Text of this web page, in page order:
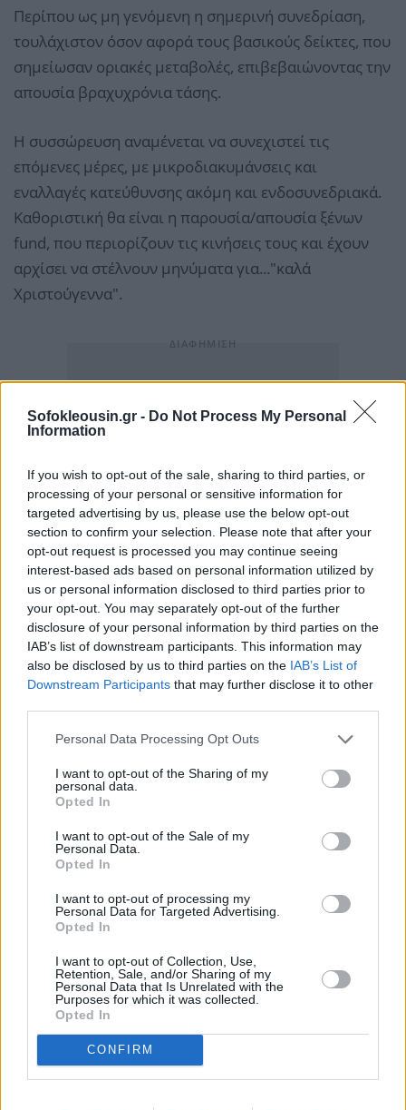
Sofokleousin.gr - Do Not Process My Personal
Information
If you wish to opt-out of the sale, sharing to third parties, or
processing of your personal or sensitive information for
targeted advertising by us, please use the below opt-out
section to confirm your selection. Please note that after your
opt-out request is processed you may continue seeing
interest-based ads based on personal information utilized by
us or personal information disclosed to third parties prior to
your opt-out. You may separately opt-out of the further
disclosure of your personal information by third parties on the
IAB’s list of downstream participants. This information may
also be disclosed by us to third parties on the IAB’s List of
Downstream Participants that may further disclose it to other
Personal Data Processing Opt Outs
I want to opt-out of the Sharing of my
personal data.
Opted In
I want to opt-out of the Sale of my
Personal Data.
Opted In
I want to opt-out of processing my
Personal Data for Targeted Advertising.
Opted In
I want to opt-out of Collection, Use,
Retention, Sale, and/or Sharing of my
Personal Data that Is Unrelated with the
Purposes for which it was collected.
Opted In
CONFIRM
Περίπου ως μη γενόμενη η σημερινή συνεδρίαση,
τουλάχιστον όσον αφορά τους βασικούς δείκτες, που
σημείωσαν οριακές μεταβολές, επιβεβαιώνοντας την
απουσία βραχυχρόνια τάσης.
Η συσσώρευση αναμένεται να συνεχιστεί τις
επόμενες μέρες, με μικροδιακυμάνσεις και
εναλλαγές κατεύθυνσης ακόμη και ενδοσυνεδριακά.
Καθοριστική θα είναι η παρουσία/απουσία ξένων
fund, που περιορίζουν τις κινήσεις τους και έχουν
αρχίσει να στέλνουν μηνύματα για..."καλά
Χριστούγεννα".
Μετοχές και δείκτες
Σήμερα η συναλλακτική κίνηση ήταν μάλλον
υποτονική με μέτριο-χαμηλό τζίρο 84,8 εκατ. ευρώ,
συν 62,2 εκατ. ευρώ που ήταν η αξία διακινηθέντων
πακέτων. Περίπου τα 48 εκατ. ευρώ αφορούν πακέτα
2,62 εκατ. μετοχών της ΓΕΚ ΤΕΡΝΑ που άλλαξαν χέρια
μέσω placement. Πωλητής ήταν το Latsco Family